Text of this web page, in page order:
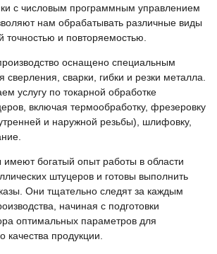
с числовым программным управлением
нам обрабатывать различные виды
точностью и повторяемостью.
оснащено специальным
сверления, сварки, гибки и резки металла.
услугу по токарной обработке
включая термообработку, фрезеровку
и наружной резьбы), шлифовку,
богатый опыт работы в области
штуцеров и готовы выполнить
Они тщательно следят за каждым
начиная с подготовки
оптимальных параметров для
качества продукции.